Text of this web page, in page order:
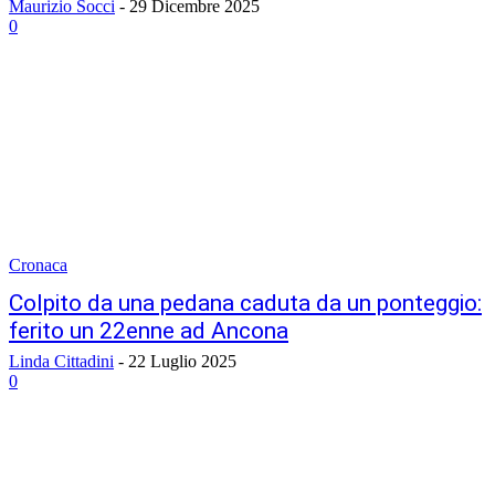
Maurizio Socci - 29 Dicembre 2025
0
Cronaca
Colpito da una pedana caduta da un ponteggio:
ferito un 22enne ad Ancona
Linda Cittadini - 22 Luglio 2025
0